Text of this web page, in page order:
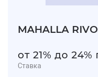
MAHALLA
от 21% до
Ставка